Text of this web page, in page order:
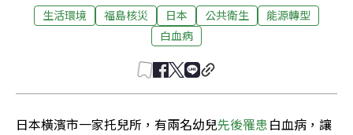
生活環境 福島核災 日本 公共衛生
能源轉型
白血病
日本橫濱市一家托兒所，有兩名幼兒先後罹患 白血病，讓